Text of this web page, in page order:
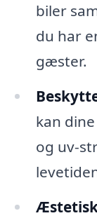
biler
du har
gæster.
kan
og uv-